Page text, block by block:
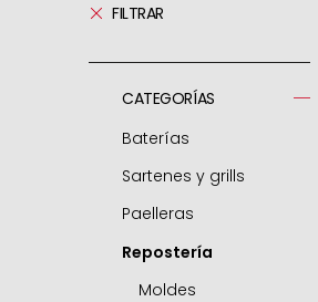
FILTRAR
CATEGORÍAS
Baterías
Ollas a presión
Respuestos ollas
Cacerolas
Ollas
Sartenes y grills
Sartenes
Grills
Freidoras
Paelleras
Paelleras
Accesorios
Repostería
Moldes